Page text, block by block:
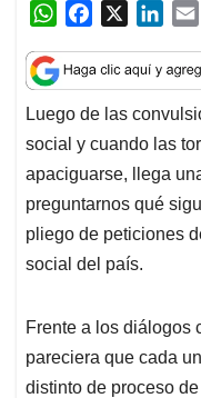
W
a
t
s
A
p
p
c
e
b
o
o
k
n
k
e
d
I
n
Luego de las
social y cuando las
apaciguarse, llega
preguntarnos qué
pliego de peticiones
social del país.
Frente a los diálogos
pareciera que cada
distinto de proceso